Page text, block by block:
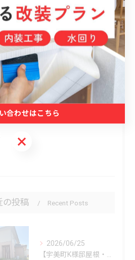
ゴリー Categories
カテゴリー
の投稿 Recent Posts
2026/06/25
合わせはこちら
合わせはこちら